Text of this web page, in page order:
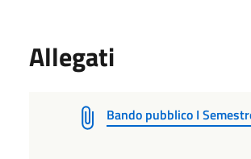
Allegati
Bando pubblico I